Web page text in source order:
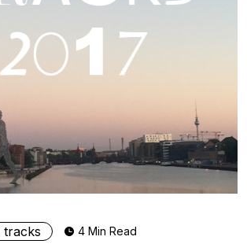
tracks 4 Min Read